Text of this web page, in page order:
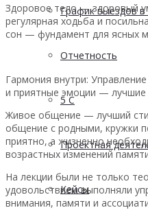
График выездов
Отчетность
5 С
Проектная
Кейсы
Здоровое тело — здоровый
регулярная ходьба и
сон — фундамент для ясных
Гармония внутри:
и приятные эмоции —
Живое общение — лучший
общение с родными, кружки
приятно, а жизненно
возрастных изменений
На лекции были не только
удовольствием выполняли
внимания, памяти и